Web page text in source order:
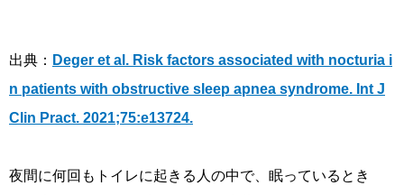
出典： Deger et al. Risk factors associated with nocturia i
n patients with obstructive sleep apnea syndrome. Int J
Clin Pract. 2021;75:e13724.
夜間に何回もトイレに起きる人の中で、眠っているとき